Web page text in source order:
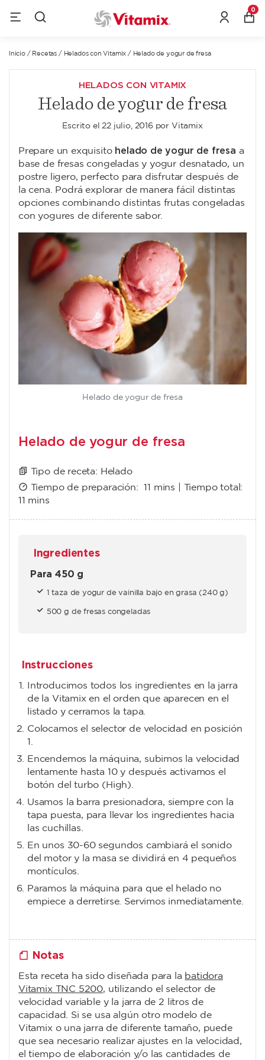
0
Inicio/ Recetas / Helados con Vitamix / Helado de yogur de fresa
HELADOS CON VITAMIX
Helado de yogur de fresa
Escrito el 22 julio, 2016por Vitamix
Prepare un exquisito helado de yogur de fresa a
base de fresas congeladas y yogur desnatado, un
postre ligero, perfecto para disfrutar después de
la cena. Podrá explorar de manera fácil distintas
opciones combinando distintas frutas congeladas
con yogures de diferente sabor.
Helado de yogur de fresa
Helado de yogur de fresa
Tipo de receta: Helado
Tiempo de preparación:11 mins | Tiempo total:
11 mins
Ingredientes
Para 450 g
1 taza de yogur de vainilla bajo en grasa (240 g)
500 g de fresas congeladas
Instrucciones
Introducimos todos los ingredientes en la jarra
de la Vitamix en el orden que aparecen en el
listado y cerramos la tapa.
Colocamos el selector de velocidad en posición
1.
Encendemos la máquina, subimos la velocidad
lentamente hasta 10 y después activamos el
botón del turbo (High).
Usamos la barra presionadora, siempre con la
tapa puesta, para llevar los ingredientes hacia
las cuchillas.
En unos 30-60 segundos cambiará el sonido
del motor y la masa se dividirá en 4 pequeños
montículos.
Paramos la máquina para que el helado no
empiece a derretirse. Servimos inmediatamente.
Notas
Esta receta ha sido diseñada para la batidora
Vitamix TNC 5200, utilizando el selector de
velocidad variable y la jarra de 2 litros de
capacidad. Si se usa algún otro modelo de
Vitamix o una jarra de diferente tamaño, puede
que sea necesario realizar ajustes en la velocidad,
el tiempo de elaboración y/o las cantidades de